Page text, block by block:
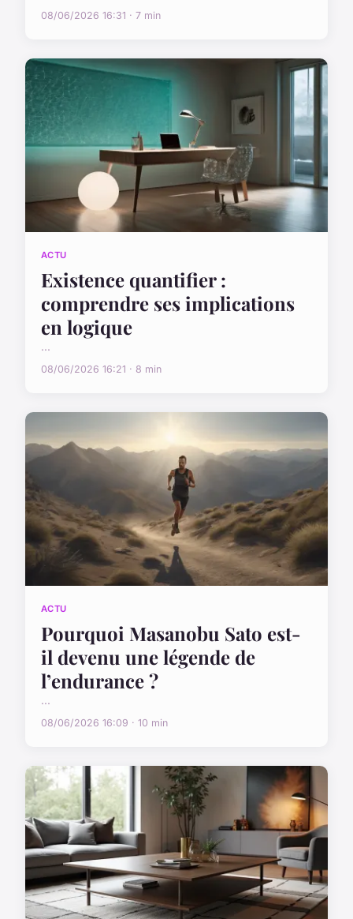
08/06/2026 16:31 · 7 min
ACTU
Existence quantifier :
comprendre ses implications
en logique
...
08/06/2026 16:21 · 8 min
ACTU
Pourquoi Masanobu Sato est-
il devenu une légende de
l’endurance ?
...
08/06/2026 16:09 · 10 min